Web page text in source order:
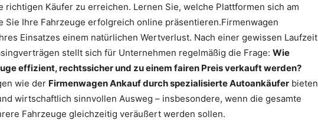
richtigen Käufer zu erreichen. Lernen Sie, welche Plattformen sich am
Sie Ihre Fahrzeuge erfolgreich online präsentieren.Firmenwagen
Einsatzes einem natürlichen Wertverlust. Nach einer gewissen Laufzeit
stellt sich für Unternehmen regelmäßig die Frage: Wie
effizient, rechtssicher und zu einem fairen Preis verkauft werden?
wie der Firmenwagen Ankauf durch spezialisierte Autoankäufer bieten
wirtschaftlich sinnvollen Ausweg – insbesondere, wenn die gesamte
Fahrzeuge gleichzeitig veräußert werden sollen.